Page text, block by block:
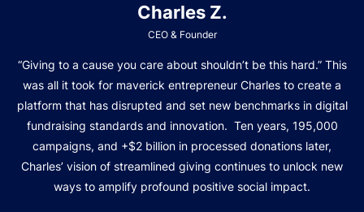
Charles Z.
CEO & Founder
“Giving to a cause you care about shouldn’t be this hard.” This
was all it took for maverick entrepreneur Charles to create a
platform that has disrupted and set new benchmarks in digital
fundraising standards and innovation. Ten years, 195,000
campaigns, and +$2 billion in processed donations later,
Charles’ vision of streamlined giving continues to unlock new
ways to amplify profound positive social impact.